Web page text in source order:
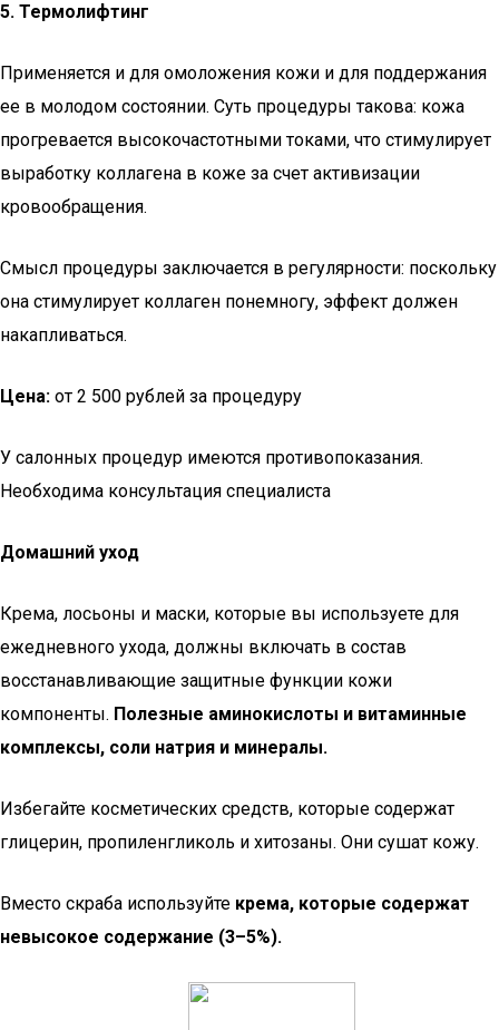
5. Термолифтинг
Применяется и для омоложения кожи и для поддержания
ее в молодом состоянии. Суть процедуры такова: кожа
прогревается высокочастотными токами, что стимулирует
выработку коллагена в коже за счет активизации
кровообращения.
Смысл процедуры заключается в регулярности: поскольку
она стимулирует коллаген понемногу, эффект должен
накапливаться.
Цена: от 2 500 рублей за процедуру
У салонных процедур имеются противопоказания.
Необходима консультация специалиста
Домашний уход
Крема, лосьоны и маски, которые вы используете для
ежедневного ухода, должны включать в состав
восстанавливающие защитные функции кожи
компоненты. Полезные аминокислоты и витаминные
комплексы, соли натрия и минералы.
Избегайте косметических средств, которые содержат
глицерин, пропиленгликоль и хитозаны. Они сушат кожу.
Вместо скраба используйте крема, которые содержат
невысокое содержание (3–5%).